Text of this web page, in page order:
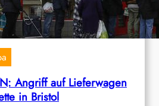
Angriff auf Lieferwagen
in Bristol